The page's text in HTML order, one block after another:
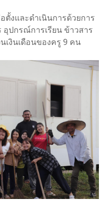
งและดำเนินการด้วยการ
ปกรณ์การเรียน ข้าวสาร
เงินเดือนของครู 9 คน